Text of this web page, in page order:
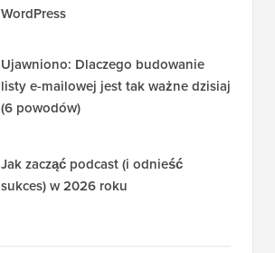
WordPress
Ujawniono: Dlaczego budowanie
listy e-mailowej jest tak ważne dzisiaj
(6 powodów)
Jak zacząć podcast (i odnieść
sukces) w 2026 roku